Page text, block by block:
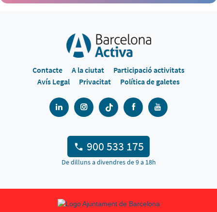
Contacte A la ciutat
Participació activitats
Avís Legal
Privacitat Política de galetes
900 533 175
De dilluns a divendres de 9 a 18h